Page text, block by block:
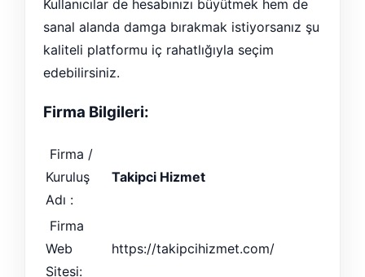
Kullanıcılar de hesabınızı büyütmek hem de
sanal alanda damga bırakmak istiyorsanız şu
kaliteli platformu iç rahatlığıyla seçim
edebilirsiniz.
Firma Bilgileri:
Firma /
Kuruluş
Adı :
Takipci Hizmet
Firma
Web
Sitesi:
https://takipcihizmet.com/